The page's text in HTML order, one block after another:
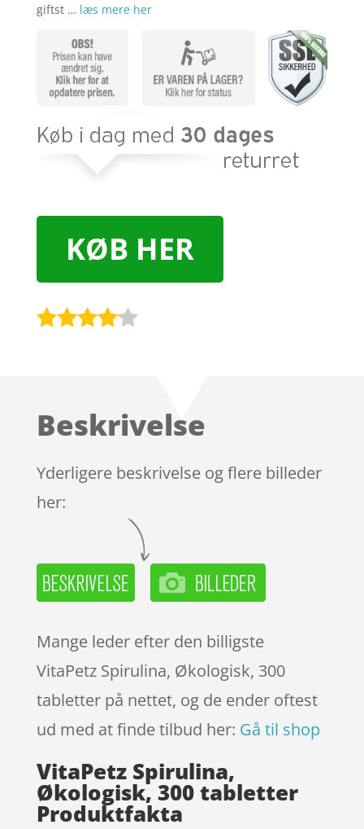
giftst … læs mere her
KØB HER
på
ømmels
er
Beskrivelse
Yderligere beskrivelse og flere billeder
her:
Mange leder efter den billigste
VitaPetz Spirulina, Økologisk, 300
tabletter på nettet, og de ender oftest
ud med at finde tilbud her: Gå til shop
VitaPetz Spirulina,
Økologisk, 300 tabletter
Produktfakta